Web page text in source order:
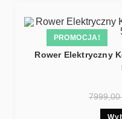
PROMOCJA!
Rower Elektryczny
7999,00